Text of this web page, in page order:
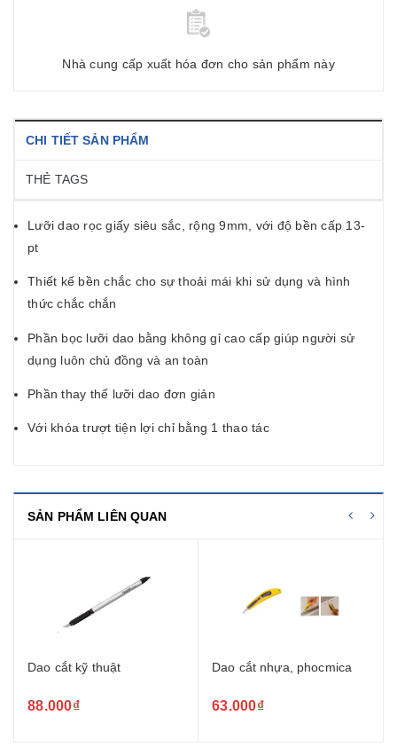
Nhà cung cấp xuất hóa đơn cho sản phẩm này
CHI TIẾT SẢN PHẨM
THẺ TAGS
Lưỡi dao rọc giấy siêu sắc, rộng 9mm, với độ bền cấp 13-
pt
Thiết kế bền chắc cho sự thoải mái khi sử dụng và hình
thức chắc chắn
Phần bọc lưỡi dao bằng không gỉ cao cấp giúp người sử
dụng luôn chủ đồng và an toàn
Phần thay thế lưỡi dao đơn giản
Với khóa trượt tiện lợi chỉ bằng 1 thao tác
SẢN PHẨM LIÊN QUAN
Dao cắt kỹ thuật
88.000₫
Dao cắt nhựa, phocmica
63.000₫